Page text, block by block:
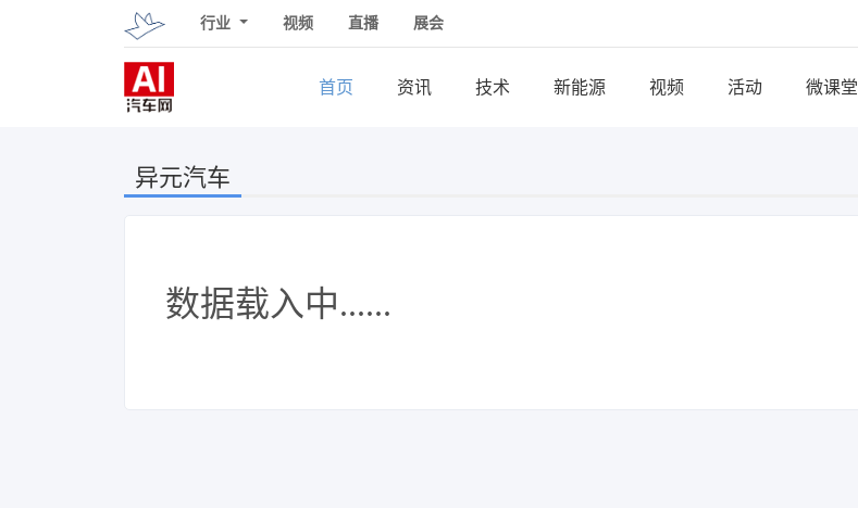
行业 视频 直播 展会
首页 资讯 技术 视频 活动 微课堂
异元汽车
数据载入中......